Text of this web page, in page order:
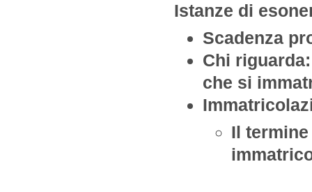
Istanze di
Scadenza
Chi
che si
Il